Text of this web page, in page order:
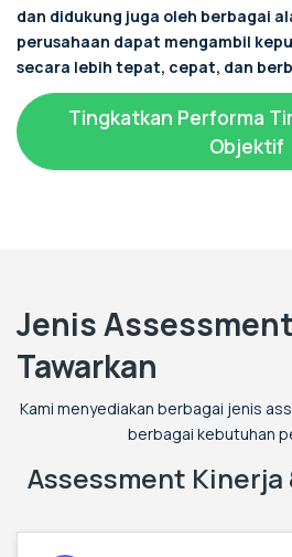
dan didukung juga oleh berbagai
perusahaan dapat mengambil
secara lebih tepat, cepat, dan
Tingkatkan Performa
Objektif
Jenis
Tawarkan
Kami menyediakan berbagai jenis
berbagai kebutuhan
Assessment Kinerja